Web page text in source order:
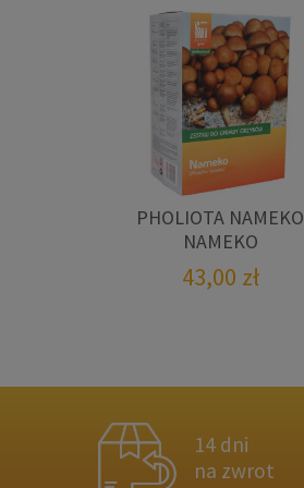
PHOLIOTA NAMEKO
NAMEKO
43,00 zł
14 dni
na zwrot